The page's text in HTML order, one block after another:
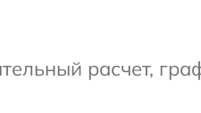
расчет,